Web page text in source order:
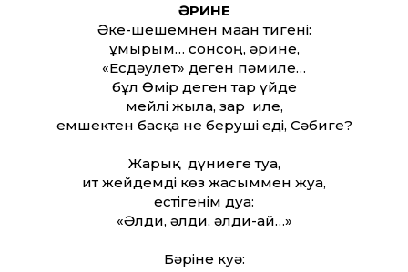
ӘРИНЕ
Әке-шешемнен маған тигені:
ғұмырым… сонсоң, әрине,
«Есдәулет» деген пәмиле…
бұл Өмір деген тар үйде
мейлі жыла, зар иле,
емшектен басқа не беруші еді, Сәбиге?
Жарық дүниеге туа,
ит жейдемді көз жасыммен жуа,
естігенім дуа:
«Әлди, әлди, әлди-ай…»
Бәріне куә: